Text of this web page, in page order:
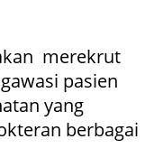
merekrut
pasien
yang
berbagai